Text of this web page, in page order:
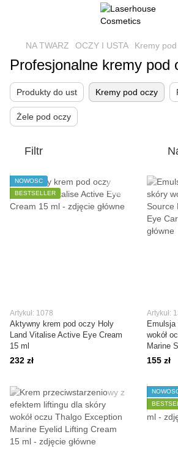
NA TWARZ OCZY I USTA Kremy
Profesjonalne kremy pod
Produkty do ust Kremy pod oczy
Żele pod oczy
Filtr
NOWOŚĆ
BESTSELLER
Artykuł: 1078
Aktywny krem pod oczy Holy
Land Vitalise Active Eye Cream
15 ml
232 zł
Artykuł:
Emulsja
wokół
Marine
ml
155 zł